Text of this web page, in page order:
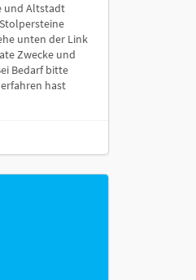
und Altstadt
unten der Link
Zwecke und
Bedarf bitte
hast